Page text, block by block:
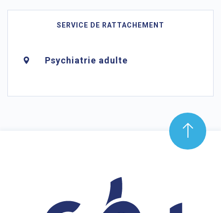
SERVICE DE RATTACHEMENT
Psychiatrie adulte